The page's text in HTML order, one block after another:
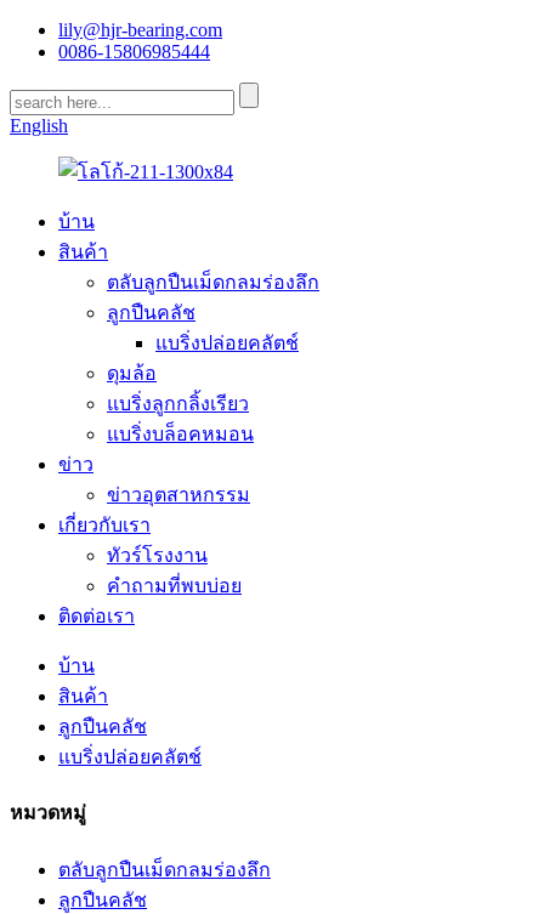
lily@hjr-bearing.com
0086-15806985444
English
บ้าน
สินค้า
ตลับลูกปืนเม็ดกลมร่องลึก
ลูกปืนคลัช
แบริ่งปล่อยคลัตช์
ดุมล้อ
แบริ่งลูกกลิ้งเรียว
แบริ่งบล็อคหมอน
ข่าว
ข่าวอุตสาหกรรม
เกี่ยวกับเรา
ทัวร์โรงงาน
คำถามที่พบบ่อย
ติดต่อเรา
บ้าน
สินค้า
ลูกปืนคลัช
แบริ่งปล่อยคลัตช์
หมวดหมู่
ตลับลูกปืนเม็ดกลมร่องลึก
ลูกปืนคลัช